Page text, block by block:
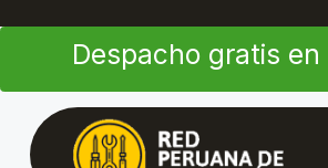
Despacho gratis